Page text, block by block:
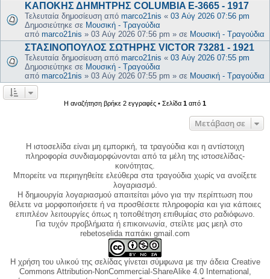
ΚΑΠΟΚΗΣ ΔΗΜΗΤΡΗΣ COLUMBIA E-3665 - 1917
Τελευταία δημοσίευση από marco21nis « 03 Αύγ 2026 07:56 pm
Δημοσιεύτηκε σε Μουσική - Τραγούδια
από marco21nis » 03 Αύγ 2026 07:56 pm » σε Μουσική - Τραγούδια
ΣΤΑΣΙΝΟΠΟΥΛΟΣ ΣΩΤΗΡΗΣ VICTOR 73281 - 1921
Τελευταία δημοσίευση από marco21nis « 03 Αύγ 2026 07:55 pm
Δημοσιεύτηκε σε Μουσική - Τραγούδια
από marco21nis » 03 Αύγ 2026 07:55 pm » σε Μουσική - Τραγούδια
Η αναζήτηση βρήκε 2 εγγραφές • Σελίδα 1 από 1
Μετάβαση σε
Η ιστοσελίδα είναι μη εμπορική, τα τραγούδια και η αντίστοιχη
πληροφορία συνδιαμορφώνονται από τα μέλη της ιστοσελίδας-
κοινότητας.
Μπορείτε να περιηγηθείτε ελεύθερα στα τραγούδια χωρίς να ανοίξετε
λογαριασμό.
Η δημιουργία λογαριασμού απαιτείται μόνο για την περίπτωση που
θέλετε να μορφοποιήσετε ή να προσθέσετε πληροφορία και για κάποιες
επιπλέον λειτουργίες όπως η τοποθέτηση επιθυμίας στο ραδιόφωνο.
Για τυχόν προβλήματα ή επικοινωνία, στείλτε μας μεηλ στο
rebetoselida παπάκι gmail.com
Η χρήση του υλικού της σελίδας γίνεται σύμφωνα με την άδεια Creative
Commons Attribution-NonCommercial-ShareAlike 4.0 International,